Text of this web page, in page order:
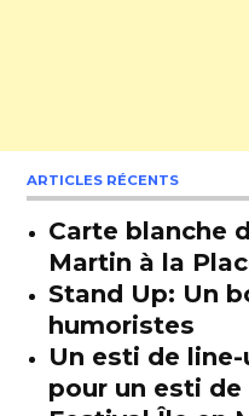
ARTICLES RÉCENTS
Carte blanche
Martin à la
Stand Up: Un
humoristes
Un esti de
pour un esti